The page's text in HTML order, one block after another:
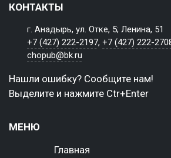
КОНТАКТЫ
г. Анадырь, ул. Отке, 5; Ленина, 51
+7 (427) 222-2197,+7 (427) 222-
chopub@bk.ru
Нашли ошибку? Сообщите нам!
Выделите и нажмите Ctr+Enter
МЕНЮ
Главная